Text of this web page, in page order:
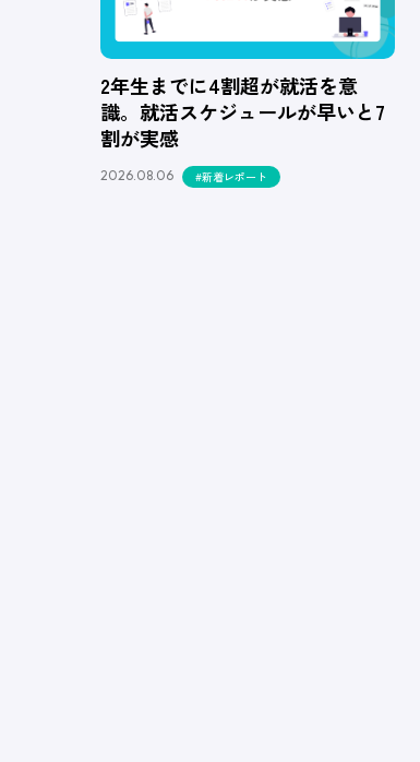
2年生までに4割超が就活を意
識。就活スケジュールが早いと7
割が実感
2026.08.06 #新着レポート